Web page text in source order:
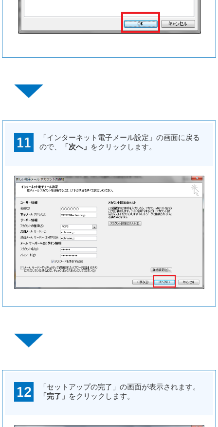
「インターネット電子メール設定」の画面に戻る
ので、
「次へ」 をクリックします。
「セットアップの完了」の画面が表示されます。
「完了」 をクリックします。